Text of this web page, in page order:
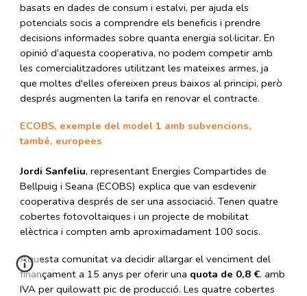
basats en dades de consum i estalvi, per ajuda els
potencials socis a comprendre els beneficis i prendre
decisions informades sobre quanta energia sol·licitar. En
opinió d’aquesta cooperativa, no podem competir amb
les comercialitzadores utilitzant les mateixes armes, ja
que moltes d'elles ofereixen preus baixos al principi, però
després augmenten la tarifa en renovar el contracte.
ECOBS, exemple del model 1 amb subvencions,
també, europees
Jordi Sanfeliu, representant Energies Compartides de
Bellpuig i Seana (ECOBS) explica que van esdevenir
cooperativa després de ser una associació. Tenen quatre
cobertes fotovoltaiques i un projecte de mobilitat
elèctrica i compten amb aproximadament 100 socis.
Aquesta comunitat va decidir allargar el venciment del
finançament a 15 anys per oferir una quota de 0,8 €. amb
IVA per quilowatt pic de producció. Les quatre cobertes